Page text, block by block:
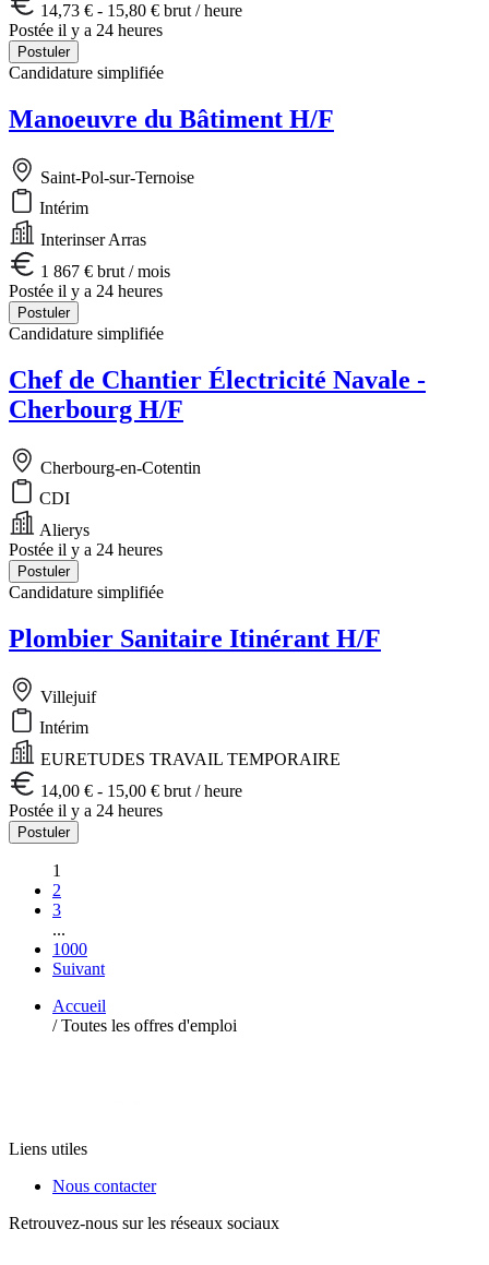
14,73 € - 15,80 € brut / heure
Postée il y a 24 heures
Postuler
Candidature simplifiée
Manoeuvre du Bâtiment H/F
Saint-Pol-sur-Ternoise
Intérim
Interinser Arras
1 867 € brut / mois
Postée il y a 24 heures
Postuler
Candidature simplifiée
Chef de Chantier Électricité Navale -
Cherbourg H/F
Cherbourg-en-Cotentin
CDI
Alierys
Postée il y a 24 heures
Postuler
Candidature simplifiée
Plombier Sanitaire Itinérant H/F
Villejuif
Intérim
EURETUDES TRAVAIL TEMPORAIRE
14,00 € - 15,00 € brut / heure
Postée il y a 24 heures
Postuler
1
2
3
...
1000
Suivant
Accueil
/ Toutes les offres d'emploi
Liens utiles
Nous contacter
Retrouvez-nous sur les réseaux sociaux